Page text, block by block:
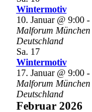
Wintermotiv
10. Januar @ 9:00-
Malforum München
Deutschland
Sa. 17
Wintermotiv
17. Januar @ 9:00-
Malforum München
Deutschland
Februar 2026